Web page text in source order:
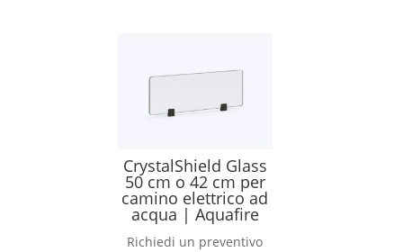
CrystalShield Glass
50 cm o 42 cm per
camino elettrico ad
acqua | Aquafire
Richiedi un preventivo